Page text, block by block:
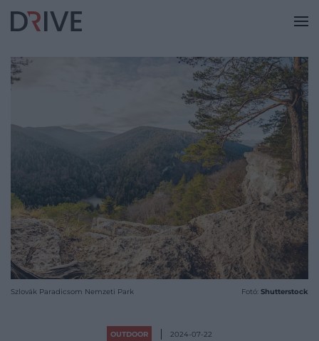
Szlovák Paradicsom Nemzeti Park Fotó: Shutterstock
OUTDOOR 2024-07-22